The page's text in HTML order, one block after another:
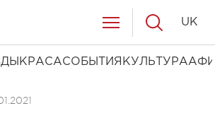
КРАСАСОБЫТИЯ КУЛЬТУРА
UK